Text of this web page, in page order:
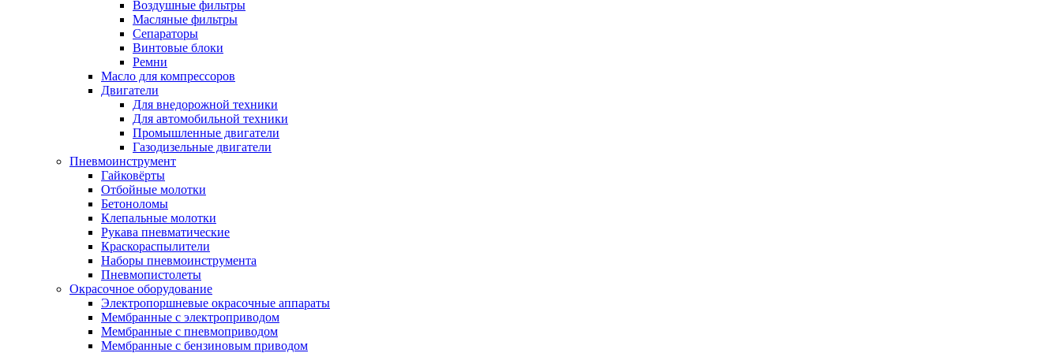
Воздушные фильтры
Масляные фильтры
Сепараторы
Винтовые блоки
Ремни
Масло для компрессоров
Двигатели
Для внедорожной техники
Для автомобильной техники
Промышленные двигатели
Газодизельные двигатели
Пневмоинструмент
Гайковёрты
Отбойные молотки
Бетоноломы
Клепальные молотки
Рукава пневматические
Краскораспылители
Наборы пневмоинструмента
Пневмопистолеты
Окрасочное оборудование
Электропоршневые окрасочные аппараты
Мембранные с электроприводом
Мембранные с пневмоприводом
Мембранные с бензиновым приводом